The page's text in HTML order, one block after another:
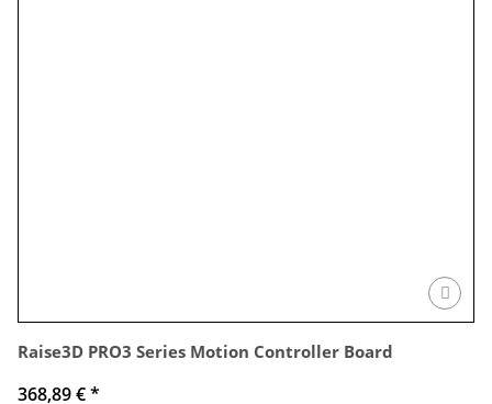
Raise3D PRO3 Series Motion Controller Board
368,89 €*